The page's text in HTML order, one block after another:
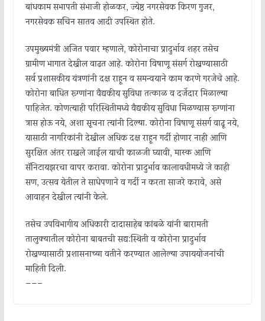
बांधकाम सभापती संभाजी होळकर, ज्येष्ठ नगरसेवक किरण गुजर,
नगरसेवक सचिन सातव आदी उपस्थित होते.
उपमुख्यमंत्री अजित पवार म्हणाले, कोरोनाचा प्रादुर्भाव शहर तसेच
ग्रामीण भागात देखील वाढत आहे. कोरोना विषाणू संसर्ग रोखण्यासाठी
सर्व प्रशासकीय यंत्रणांनी दक्ष राहून व समन्वयाने काम करणे गरजेचे आहे.
कोरोना बाधित रूग्णांना वैद्यकीय सुविधा तत्काळ व दर्जेदार मिळाल्या
पाहिजेत. कोणत्याही परिस्थितीमध्ये वैद्यकीय सुविधा मिळण्यास रूग्णांना
त्रास होऊ नये, अशा सूचना त्यांनी दिल्या. कोरोना विषाणू संसर्ग वाढू नये,
यासाठी नागरिकांनी देखील अधिक दक्ष राहून गर्दी होणार नाही आणि
सुरक्षित अंतर राखले जाईल याची काळजी घ्यावी, मास्क आणि
सॅनिटायझरचा वापर करावा. कोरोना प्रादुर्भाव कालावधीमध्ये जे काही
सण, उत्सव येतील ते साधेपणाने व गर्दी न करता साजरे करावे, असे
आवाहन देखील त्यांनी केले.
तसेच उपविभागीय अधिकारी दादासाहेब कांबळे यांनी बारामती
तालुक्यातील कोरोना बाबतची सद्य:स्थिती व कोरोना प्रादुर्भाव
रोखण्यासाठी प्रशासनाच्या वतीने करण्यात आलेल्या उपाययोजनांची
माहिती दिली.
——–